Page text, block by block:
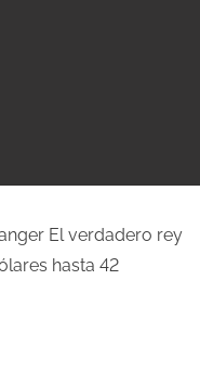
El verdadero rey
hasta 42